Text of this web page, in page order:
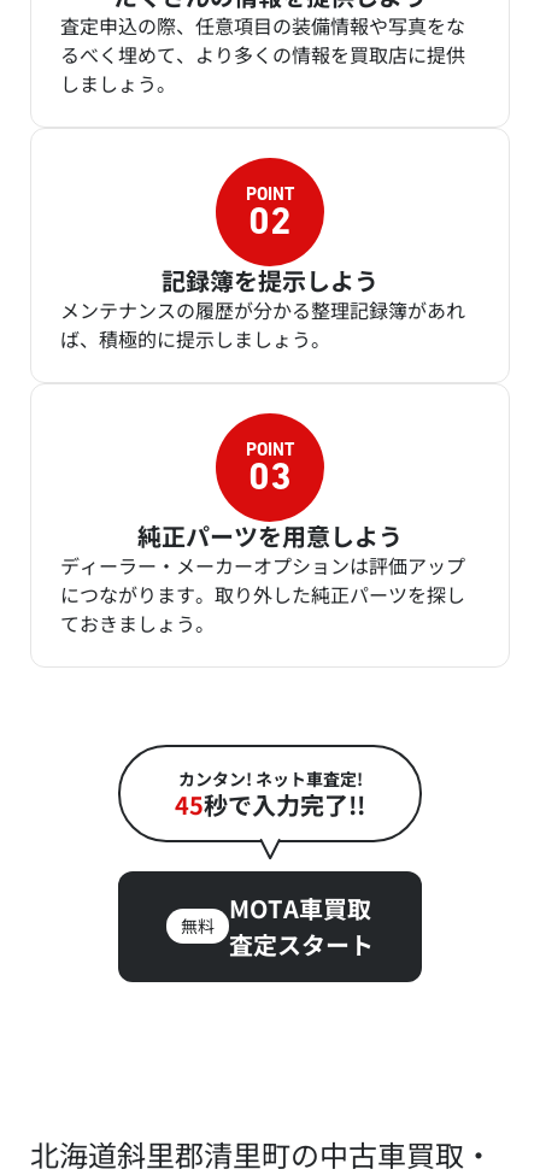
査定申込の際、任意項目の装備情報や写真をな
るべく埋めて、より多くの情報を買取店に提供
しましょう。
記録簿を提示しよう
メンテナンスの履歴が分かる整理記録簿があれ
ば、積極的に提示しましょう。
純正パーツを用意しよう
ディーラー・メーカーオプションは評価アップ
につながります。取り外した純正パーツを探し
ておきましょう。
カンタン! ネット車査定!
45秒で入力完了!!
無料
MOTA車買取
査定スタート
北海道斜里郡清里町の中古車買取・